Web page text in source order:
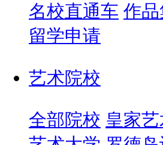
名校直通车 作品
留学申请
艺术院校
全部院校 皇家